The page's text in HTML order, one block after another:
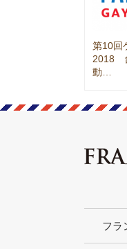
第10回
2018
動…
フラ